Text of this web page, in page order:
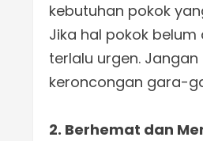
kebutuhan pokok
Jika hal pokok
terlalu urgen.
keroncongan gara-
2. Berhemat dan